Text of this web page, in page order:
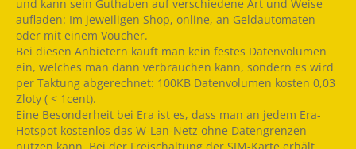
und kann sein Guthaben auf verschiedene Art und Weise
aufladen: Im jeweiligen Shop, online, an Geldautomaten
oder mit einem Voucher.
Bei diesen Anbietern kauft man kein festes Datenvolumen
ein, welches man dann verbrauchen kann, sondern es wird
per Taktung abgerechnet: 100KB Datenvolumen kosten 0,03
Zloty ( < 1cent).
Eine Besonderheit bei Era ist es, dass man an jedem Era-
Hotspot kostenlos das W-Lan-Netz ohne Datengrenzen